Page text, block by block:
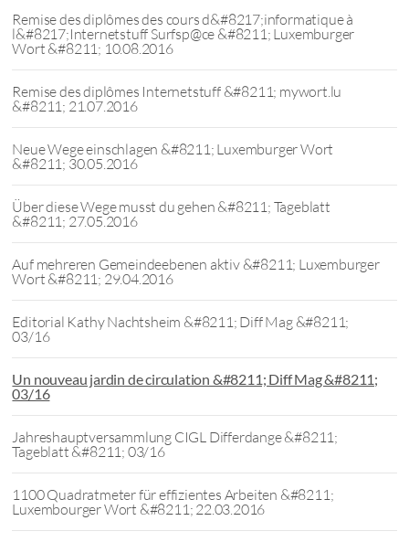
Remise des diplômes des cours d&#8217;informatique à
l&#8217;Internetstuff Surfsp@ce &#8211; Luxemburger
Wort &#8211; 10.08.2016
Remise des diplômes Internetstuff &#8211; mywort.lu
&#8211; 21.07.2016
Neue Wege einschlagen &#8211; Luxemburger Wort
&#8211; 30.05.2016
Über diese Wege musst du gehen &#8211; Tageblatt
&#8211; 27.05.2016
Auf mehreren Gemeindeebenen aktiv &#8211; Luxemburger
Wort &#8211; 29.04.2016
Editorial Kathy Nachtsheim &#8211; Diff Mag &#8211;
03/16
Un nouveau jardin de circulation &#8211; Diff Mag &#8211;
03/16
Jahreshauptversammlung CIGL Differdange &#8211;
Tageblatt &#8211; 03/16
1100 Quadratmeter für effizientes Arbeiten &#8211;
Luxembourger Wort &#8211; 22.03.2016